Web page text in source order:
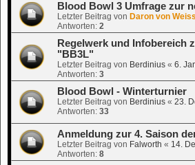
Blood Bowl 3 Umfrage zur
Letzter Beitrag von Daron von
Antworten: 2
Regelwerk und Infobereich
"BB3L"
Letzter Beitrag von Berdinius « 6.
Antworten: 3
Blood Bowl - Winterturnier
Letzter Beitrag von Berdinius « 23.
Antworten: 33
Anmeldung zur 4. Saison
Letzter Beitrag von Falworth « 14.
Antworten: 8